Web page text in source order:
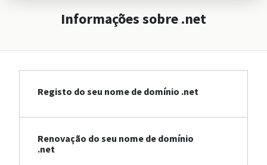
Informações sobre .net
Registo do seu nome de domínio .net
Renovação do seu nome de domínio
.net